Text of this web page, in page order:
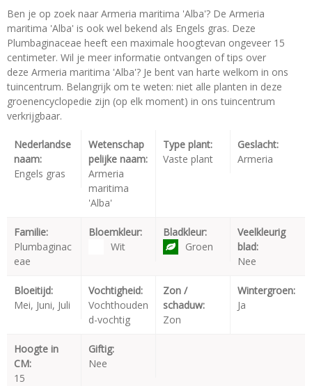
Ben je op zoek naar Armeria maritima 'Alba'? De Armeria
maritima 'Alba' is ook wel bekend als Engels gras. Deze
Plumbaginaceae heeft een maximale hoogtevan ongeveer 15
centimeter. Wil je meer informatie ontvangen of tips over
deze Armeria maritima 'Alba'? Je bent van harte welkom in ons
tuincentrum. Belangrijk om te weten: niet alle planten in deze
groenencyclopedie zijn (op elk moment) in ons tuincentrum
verkrijgbaar.
Nederlandse
naam:
Engels gras
Wetenschap
pelijke naam:
Armeria
maritima
'Alba'
Type plant:
Vaste plant
Geslacht:
Armeria
Familie:
Plumbaginac
eae
Bloemkleur:
Wit
Bladkleur:
Groen
Veelkleurig
blad:
Nee
Bloeitijd:
Mei, Juni, Juli
Vochtigheid:
Vochthouden
d-vochtig
Zon /
schaduw:
Zon
Wintergroen:
Ja
Hoogte in
CM:
15
Giftig:
Nee